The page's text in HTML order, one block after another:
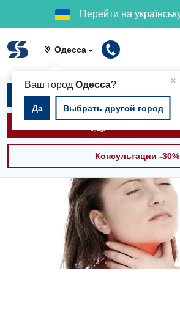
Перейти на
Одесса
×
Ваш город Одесса?
Да Выбрать другой город
Записаться на
Вызвать
Консультации -30%